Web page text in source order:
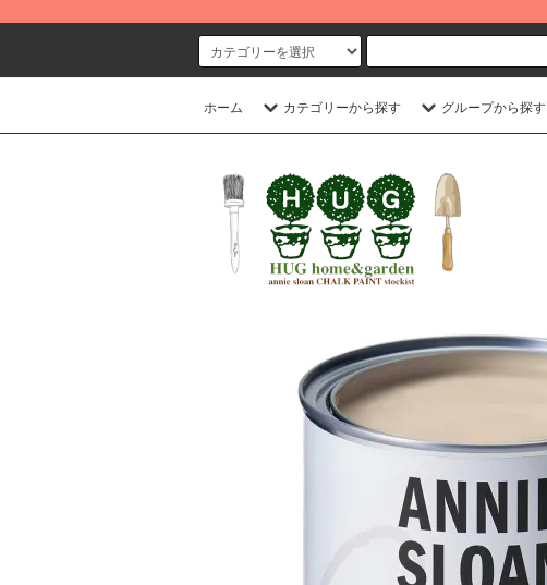
ホーム カテゴリーから探す グループから探す